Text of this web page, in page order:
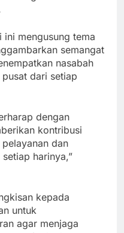
mengusung tema
semangat
nasabah
dari setiap
dengan
kontribusi
dan
harinya,”
kepada
untuk
agar menjaga